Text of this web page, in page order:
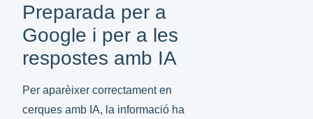
Preparada per a
Google i per a les
respostes amb IA
Per aparèixer correctament en
cerques amb IA, la informació ha